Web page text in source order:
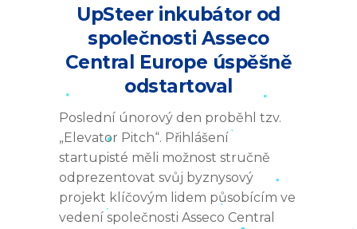
UpSteer inkubátor od
společnosti Asseco
Central Europe úspěšně
odstartoval
Poslední únorový den proběhl tzv.
„Elevator Pitch“. Přihlášení
startupisté měli možnost stručně
odprezentovat svůj byznysový
projekt klíčovým lidem působícím ve
vedení společnosti Asseco Central